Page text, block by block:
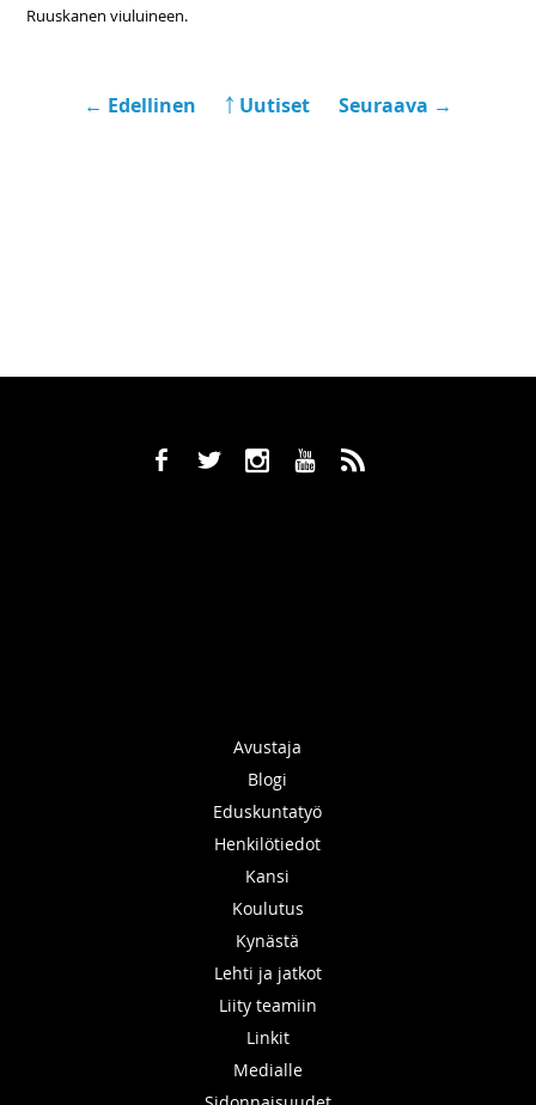
Ruuskanen viuluineen.
← Edellinen ￪ Uutiset Seuraava →
b a x r ,
Avustaja
Blogi
Eduskuntatyö
Henkilötiedot
Kansi
Koulutus
Kynästä
Lehti ja jatkot
Liity teamiin
Linkit
Medialle